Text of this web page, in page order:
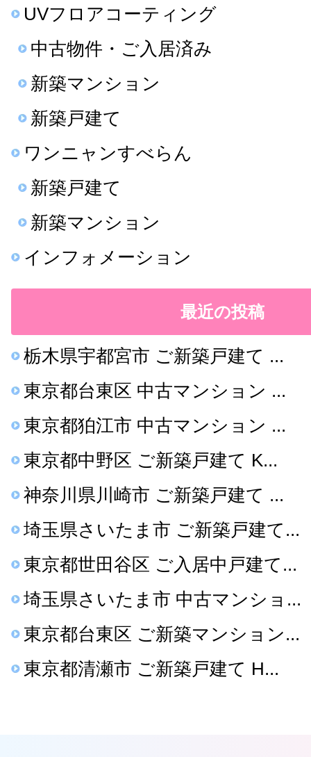
UVフロアコーティング
中古物件・ご入居済み
新築マンション
新築戸建て
ワンニャンすべらん
新築戸建て
新築マンション
インフォメーション
最近の投稿
栃木県宇都宮市 ご新築戸建て ...
東京都台東区 中古マンション ...
東京都狛江市 中古マンション ...
東京都中野区 ご新築戸建て K...
神奈川県川崎市 ご新築戸建て ...
埼玉県さいたま市 ご新築戸建て...
東京都世田谷区 ご入居中戸建て...
埼玉県さいたま市 中古マンショ...
東京都台東区 ご新築マンション...
東京都清瀬市 ご新築戸建て H...